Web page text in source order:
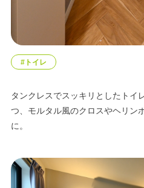
#トイレ
タンクレスでスッキリとしたトイ
つ、モルタル風のクロスやヘリン
に。